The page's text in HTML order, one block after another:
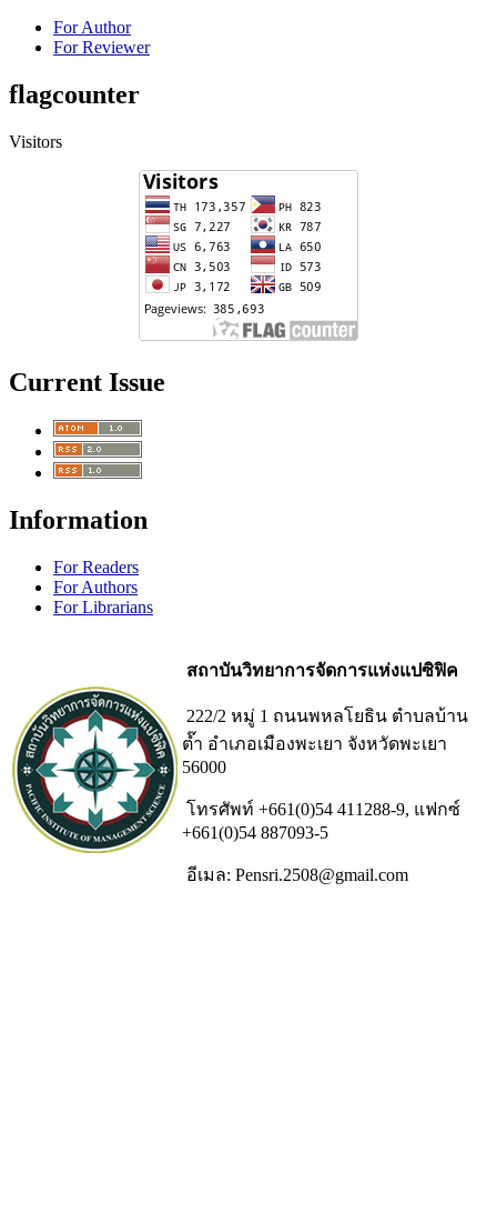
For Author
For Reviewer
flagcounter
Visitors
Current Issue
Information
For Readers
For Authors
For Librarians
สถาบันวิทยาการจัดการแห่งแปซิฟิค
222/2 หมู่ 1 ถนนพหลโยธิน ตำบลบ้าน
ต๊ำ อำเภอเมืองพะเยา จังหวัดพะเยา
56000
โทรศัพท์ +661(0)54 411288-9, แฟกซ์
+661(0)54 887093-5
อีเมล: Pensri.2508@gmail.com